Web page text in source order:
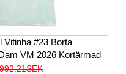
Vitinha #23 Borta
VM 2026 Kortärmad
992.21SEK